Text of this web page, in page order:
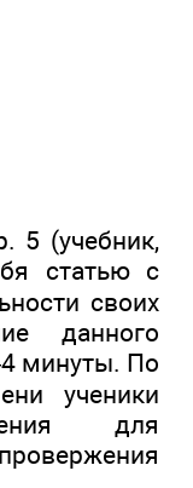
5 (учебник,
статью с
своих
данного
минуты. По
ученики
для